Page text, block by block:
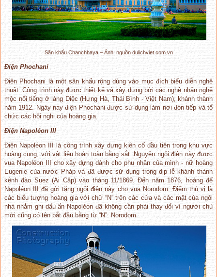
Sân khấu Chanchhaya – Ảnh: nguồn dulichviet.com.vn
Điện Phochani
Điện Phochani là một sân khấu rộng dùng vào mục đích biểu diễn nghệ
thuật. Công trình này được thiết kế và xây dựng bởi các nghệ nhân nghề
mộc nổi tiếng ở làng Diệc (Hưng Hà, Thái Bình - Việt Nam), khánh thành
năm 1912. Ngày nay điện Phochani được sử dụng làm nơi đón tiếp và tổ
chức các hội nghị của hoàng gia.
Điện Napoléon III
Điện Napoléon III là công trình xây dựng kiên cố đầu tiên trong khu vực
hoàng cung, với vật liệu hoàn toàn bằng sắt. Nguyên ngôi điện này được
vua Napoléon III cho xây dựng dành cho phu nhân của mình - nữ hoàng
Eugenie của nước Pháp và đã được sử dụng trong dịp lễ khánh thành
kênh đào Suez (Ai Cập) vào tháng 11/1869. Đến năm 1876, hoàng đế
Napoléon III đã gởi tặng ngôi điện này cho vua Norodom. Điểm thú vị là
các biểu tượng hoàng gia với chữ “N” trên các cửa và các mặt của ngôi
nhà nhằm ghi dấu ấn Napoléon đã không cần phải thay đổi vì người chủ
mới cũng có tên bắt đầu bằng từ “N”: Norodom.